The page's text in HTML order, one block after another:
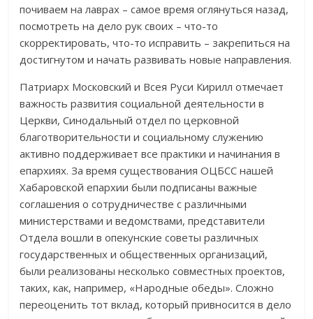
почиваем на лаврах – самое время оглянуться назад,
посмотреть на дело рук своих – что-то
скорректировать, что-то исправить – закрепиться на
достигнутом и начать развивать новые направления.
Патриарх Московский и Всея Руси Кирилл отмечает
важность развития социальной деятельности в
Церкви, Синодальный отдел по церковной
благотворительности и социальному служению
активно поддерживает все практики и начинания в
епархиях. За время существования ОЦБСС нашей
Хабаровской епархии были подписаны важные
соглашения о сотрудничестве с различными
министерствами и ведомствами, представители
Отдела вошли в опекунские советы различных
государственных и общественных организаций,
были реализованы несколько совместных проектов,
таких, как, например, «Народные обеды». Сложно
переоценить тот вклад, который привносится в дело